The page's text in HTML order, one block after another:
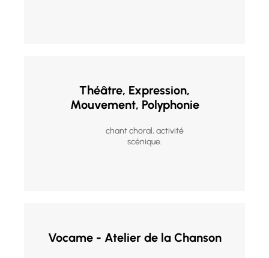
Théâtre, Expression,
Mouvement, Polyphonie
chant choral, activité
scénique.
Vocame - Atelier de la Chanson